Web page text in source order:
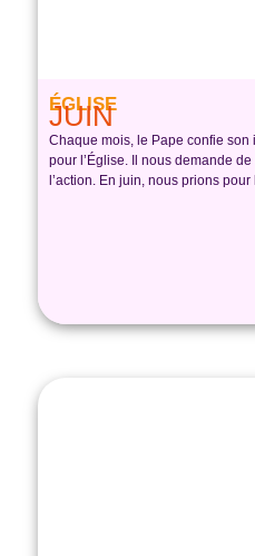
ÉGLISE
JUIN
Chaque mois, le Pape confie
pour l’Église. Il nous demande
l’action. En juin, nous prions